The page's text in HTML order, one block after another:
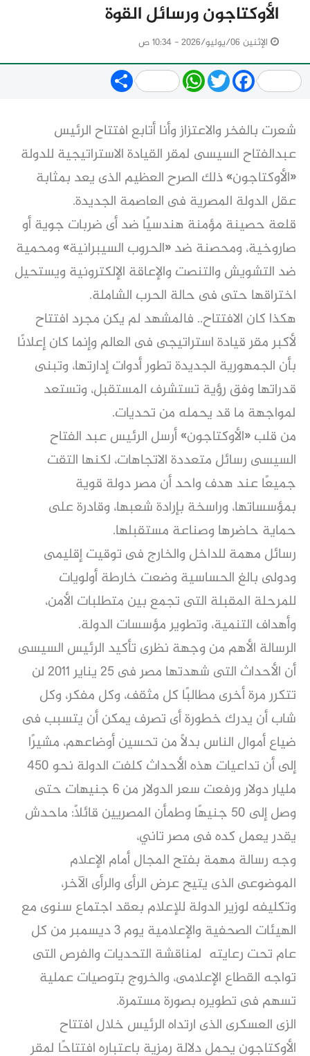
الأوكتاجون ورسائل القوة
الإثنين 06/يوليو/2026 - 10:34 ص
Share WhatsApp
TwitterFacebook
شعرت بالفخر والاعتزاز وأنا أتابع افتتاح الرئيس
عبدالفتاح السيسى لمقر القيادة الاستراتيجية للدولة
«الأوكتاجون» ذلك الصرح العظيم الذى يعد بمثابة
عقل الدولة المصرية فى العاصمة الجديدة.
قلعة حصينة مؤمنة هندسيًا ضد أى ضربات جوية أو
صاروخية، ومحصنة ضد «الحروب السيبرانية» ومحمية
ضد التشويش والتنصت والإعاقة الإلكترونية ويستحيل
اختراقها حتى فى حالة الحرب الشاملة.
هكذا كان الافتتاح.. فالمشهد لم يكن مجرد افتتاح
لأكبر مقر قيادة استراتيجى فى العالم وإنما كان إعلانًا
بأن الجمهورية الجديدة تطور أدوات إدارتها، وتبنى
قدراتها وفق رؤية تستشرف المستقبل، وتستعد
لمواجهة ما قد يحمله من تحديات.
من قلب «الأوكتاجون» أرسل الرئيس عبد الفتاح
السيسى رسائل متعددة الاتجاهات، لكنها التقت
جميعًا عند هدف واحد أن مصر دولة قوية
بمؤسساتها، وراسخة بإرادة شعبها، وقادرة على
حماية حاضرها وصناعة مستقبلها.
رسائل مهمة للداخل والخارج فى توقيت إقليمى
ودولى بالغ الحساسية وضعت خارطة أولويات
للمرحلة المقبلة التى تجمع بين متطلبات الأمن،
وأهداف التنمية، وتطوير مؤسسات الدولة.
الرسالة الأهم من وجهة نظرى تأكيد الرئيس السيسى
أن الأحداث التى شهدتها مصر فى ٢٥ يناير ٢٠١١ لن
تتكرر مرة أخرى مطالبًا كل مثقف، وكل مفكر، وكل
شاب أن يدرك خطورة أى تصرف يمكن أن يتسبب فى
ضياع أموال الناس بدلًا من تحسين أوضاعهم، مشيرًا
إلى أن تداعيات هذه الأحداث كلفت الدولة نحو 450
مليار دولار ورفعت سعر الدولار من 6 جنيهات حتى
وصل إلى 50 جنيهًا وطمأن المصريين قائلًا: ماحدش
يقدر يعمل كده فى مصر تاني،
وجه رسالة مهمة بفتح المجال أمام الإعلام
الموضوعى الذى يتيح عرض الرأى والرأى الآخر،
وتكليفه لوزير الدولة للإعلام بعقد اجتماع سنوى مع
الهيئات الصحفية والإعلامية يوم 3 ديسمبر من كل
عام تحت رعايته لمناقشة التحديات والفرص التى
تواجه القطاع الإعلامى، والخروج بتوصيات عملية
تسهم فى تطويره بصورة مستمرة.
الزى العسكرى الذى ارتداه الرئيس خلال افتتاح
الأوكتاجون يحمل دلالة رمزية باعتباره افتتاحًا لمقر